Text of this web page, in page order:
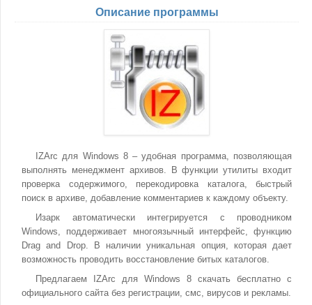
Описание программы
IZArc для Windows 8 – удобная программа, позволяющая
выполнять менеджмент архивов. В функции утилиты входит
проверка содержимого, перекодировка каталога, быстрый
поиск в архиве, добавление комментариев к каждому объекту.
Изарк автоматически интегрируется с проводником
Windows, поддерживает многоязычный интерфейс, функцию
Drag and Drop. В наличии уникальная опция, которая дает
возможность проводить восстановление битых каталогов.
Предлагаем IZArc для Windows 8 скачать бесплатно с
официального сайта без регистрации, смс, вирусов и рекламы.